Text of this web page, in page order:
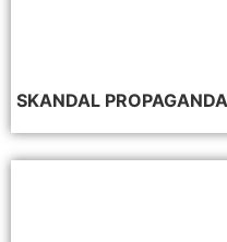
SKANDAL